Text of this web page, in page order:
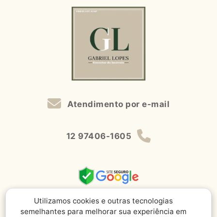
Utilizamos cookies e outras tecnologias
semelhantes para melhorar sua experiência em
Atendimento por e-mail
12 97406-1605